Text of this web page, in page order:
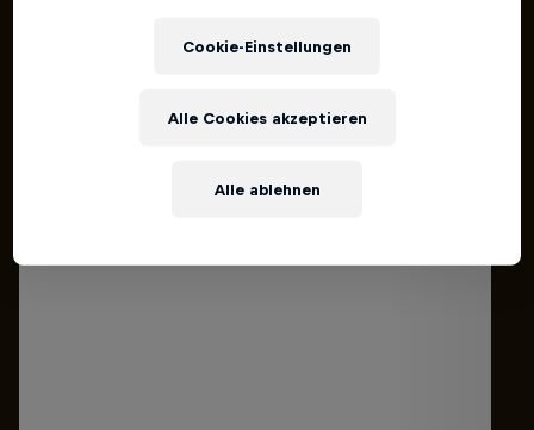
Cookie-Einstellungen
Alle ablehnen
Alle Cookies akzeptieren